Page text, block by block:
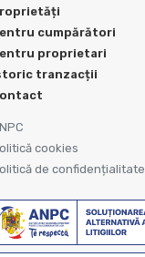
cumpărători
proprietari
tranzacții
cookies
de confidențialitate